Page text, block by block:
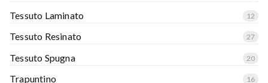
Tessuto Laminato 12
Tessuto Resinato 27
Tessuto Spugna 20
Trapuntino 16